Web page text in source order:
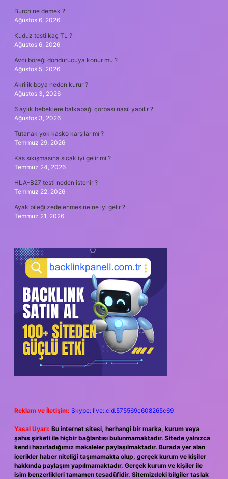
Burch ne demek ?
Ağustos 6, 2026
Kuduz testi kaç TL ?
Ağustos 6, 2026
Avcı böreği dondurucuya konur mu ?
Ağustos 5, 2026
Akrilik boya neden kurur ?
Ağustos 3, 2026
6 aylık bebeklere balkabağı çorbası nasıl yapılır ?
Ağustos 3, 2026
Tutanak yok kasko karşılar mı ?
Temmuz 29, 2026
Kas sıkışmasına sıcak iyi gelir mi ?
Temmuz 24, 2026
HLA-B27 testi neden istenir ?
Temmuz 22, 2026
Ayak bileği zedelenmesine ne iyi gelir ?
Temmuz 21, 2026
Reklam ve İletişim: Skype: live:.cid.575569c608265c69
Yasal Uyarı: Bu internet sitesi, herhangi bir marka, kurum veya
şahıs şirketi ile hiçbir bağlantısı bulunmamaktadır. Sitede yalnızca
kendi hazırladığımız makaleler paylaşılmaktadır. Burada yer alan
içerikler haber niteliği taşımamakta olup, gerçek kurum ve kişiler
hakkında paylaşım yapılmamaktadır. Gerçek kurum ve kişiler ile
isim benzerlikleri tamamen tesadüfidir. Sitemizdeki bilgiler taslak